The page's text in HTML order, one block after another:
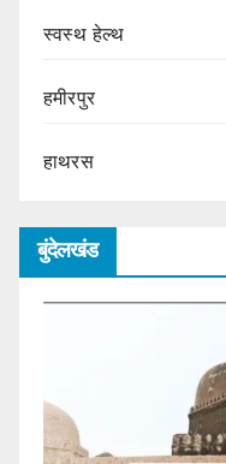
स्वस्थ हेल्थ
हमीरपुर
हाथरस
बुंदेलखंड